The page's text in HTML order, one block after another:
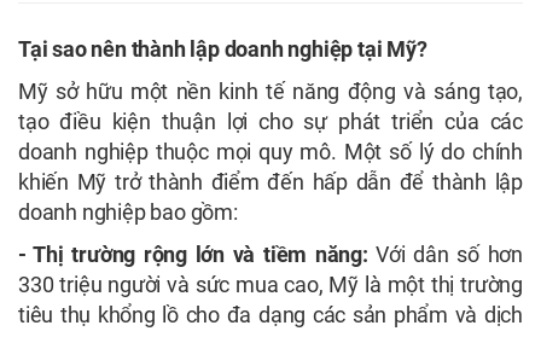
Tại sao nên thành lập doanh nghiệp tại Mỹ?
Mỹ sở hữu một nền kinh tế năng động và sáng tạo,
tạo điều kiện thuận lợi cho sự phát triển của các
doanh nghiệp thuộc mọi quy mô. Một số lý do chính
khiến Mỹ trở thành điểm đến hấp dẫn để thành lập
doanh nghiệp bao gồm:
- Thị trường rộng lớn và tiềm năng: Với dân số hơn
330 triệu người và sức mua cao, Mỹ là một thị trường
tiêu thụ khổng lồ cho đa dạng các sản phẩm và dịch